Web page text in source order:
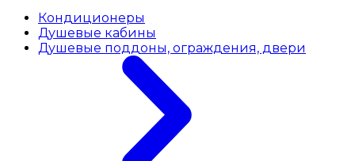
Кондиционеры
Душевые кабины
Душевые поддоны, ограждения, двери